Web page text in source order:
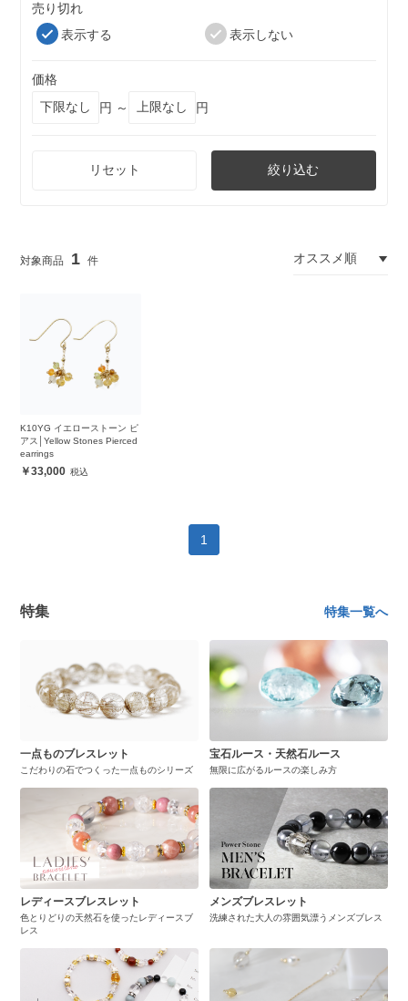
売り切れ
表示する
表示しない
価格
円 ～
円
リセット 絞り込む
1
K10YG イエローストーン ピ
アス│Yellow Stones Pierced
earrings
33,000
1
特集 特集一覧へ
一点ものブレスレット
こだわりの石でつくった一点ものシリーズ
宝石ルース・天然石ルース
無限に広がるルースの楽しみ方
レディースブレスレット
色とりどりの天然石を使ったレディースブ
レス
メンズブレスレット
洗練された大人の雰囲気漂うメンズブレス